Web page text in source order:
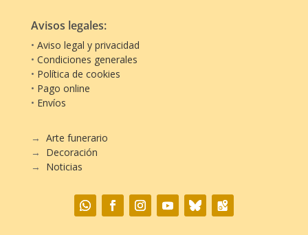
Avisos legales:
• Aviso legal y privacidad
• Condiciones generales
• Política de cookies
• Pago online
• Envíos
→ Arte funerario
→ Decoración
→ Noticias